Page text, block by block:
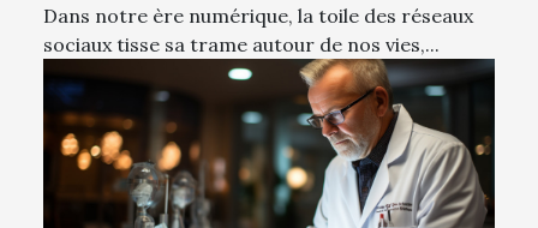
Dans notre ère numérique, la toile des réseaux
sociaux tisse sa trame autour de nos vies,...